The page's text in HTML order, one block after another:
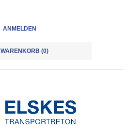
ANMELDEN
WARENKORB (0)